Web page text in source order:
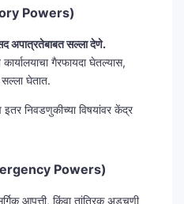
Powers)
अपात्रतेबाबत सल्ला देणे.
कार्यालयाचा गैरफायदा घेतल्यास,
घेतात.
इतर निवडणुकीच्या विषयांवर केंद्र
Powers)
आपत्ती, किंवा तांत्रिक अडचणी